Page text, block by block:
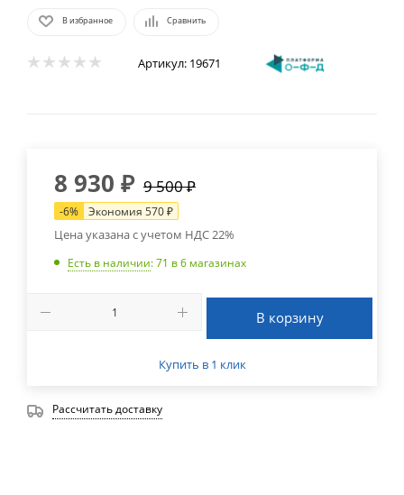
В избранное Сравнить
Артикул: 19671
8 930 ₽ 9 500₽
-6% Экономия 570₽
Цена указана с учетом НДС 22%
Есть в наличии: 71 в 6 магазинах
В корзину
Купить в 1 клик
Рассчитать доставку